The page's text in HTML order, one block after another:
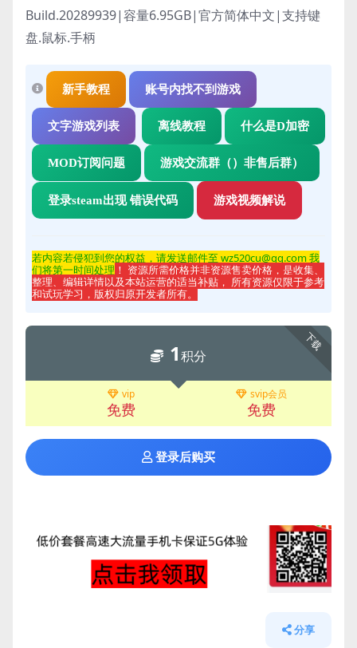
Build.20289939|容量6.95GB|官方简体中文|支持键
盘.鼠标.手柄
新手教程 账号内找不到游戏
文字游戏列表 离线教程 什么是D加密
MOD订阅问题 游戏交流群（）非售后群）
登录steam出现 错误代码 游戏视频解说
若内容若侵犯到您的权益，请发送邮件至 wz520cu@qq.com 我
们将第一时间处理 ！ 资源所需价格并非资源售卖价格，是收集、
整理、编辑详情以及本站运营的适当补贴， 所有资源仅限于参考
和试玩学习，版权归原开发者所有。
下载
1积分
vip
免费
svip会员
免费
登录后购买
分享